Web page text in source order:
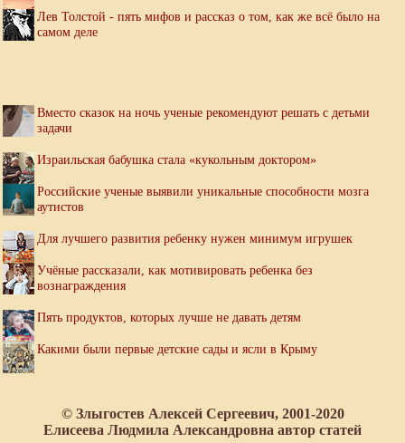
Лев Толстой - пять мифов и рассказ о том, как же всё было на
самом деле
Вместо сказок на ночь ученые рекомендуют решать с детьми
задачи
Израильская бабушка стала «кукольным доктором»
Российские ученые выявили уникальные способности мозга
аутистов
Для лучшего развития ребенку нужен минимум игрушек
Учёные рассказали, как мотивировать ребенка без
вознаграждения
Пять продуктов, которых лучше не давать детям
Какими были первые детские сады и ясли в Крыму
© Злыгостев Алексей Сергеевич, 2001-2020
Елисеева Людмила Александровна автор статей